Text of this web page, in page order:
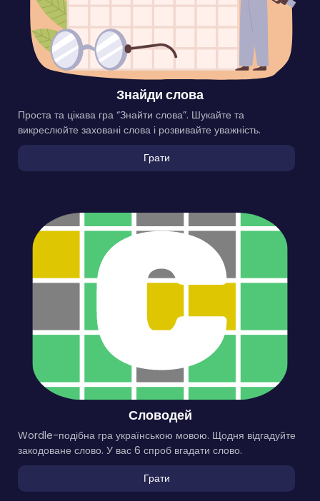
Знайди слова
Проста та цікава гра “Знайти слова”. Шукайте та
викреслюйте заховані слова і розвивайте уважність.
Грати
Словодей
Wordle-подібна гра українською мовою. Щодня відгадуйте
закодоване слово. У вас 6 спроб вгадати слово.
Грати